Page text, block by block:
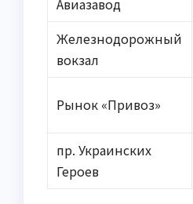
Авиазавод
Железнодорожный
вокзал
Рынок «Привоз»
пр. Украинских
Героев